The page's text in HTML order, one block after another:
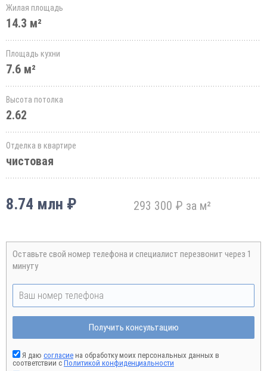
Жилая площадь
14.3 м²
Площадь кухни
7.6 м²
Высота потолка
2.62
Отделка в квартире
чистовая
8.74 млн ₽ 293 300 ₽ за м²
Оставьте свой номер телефона и специалист перезвонит через 1
минуту
Получить консультацию
Я даю согласие на обработку моих персональных данных в
соответствии с Политикой конфиденциальности